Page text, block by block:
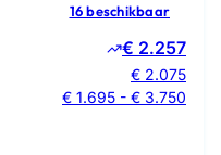
16 beschikbaar
€ 2.257
€ 2.075
€ 1.695 - € 3.750